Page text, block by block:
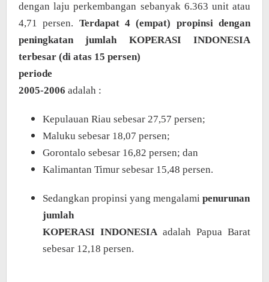
dengan laju perkembangan sebanyak 6.363 unit atau
4,71 persen. Terdapat 4 (empat) propinsi dengan
peningkatan jumlah KOPERASI INDONESIA
terbesar (di atas 15 persen)
periode
2005-2006 adalah :
Kepulauan Riau sebesar 27,57 persen;
Maluku sebesar 18,07 persen;
Gorontalo sebesar 16,82 persen; dan
Kalimantan Timur sebesar 15,48 persen.
Sedangkan propinsi yang mengalami penurunan
jumlah
KOPERASI INDONESIA adalah Papua Barat
sebesar 12,18 persen.